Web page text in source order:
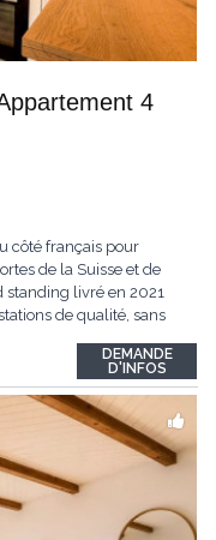
4
côté français pour
de la Suisse et de
livré en 2021
de qualité, sans
ouverteDEMANDE
D'INFOS